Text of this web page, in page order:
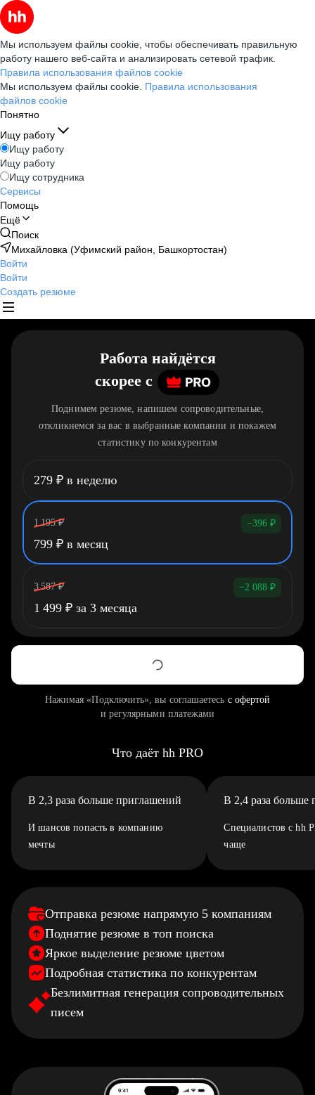
Мы используем файлы cookie, чтобы обеспечивать правильную
работу нашего веб-сайта и анализировать сетевой трафик.
Правила использования файлов cookie
Мы используем файлы cookie. Правила использования
файлов cookie
Понятно
Ищу работу
Ищу работу
Ищу работу
Ищу сотрудника
Сервисы
Помощь
Ещё
Поиск
Михайловка (Уфимский район, Башкортостан)
Войти
Войти
Создать резюме
Работа найдётся
скорее c
Поднимем резюме, напишем сопроводительные,
откликнемся за вас в выбранные компании и покажем
статистику по конкурентам
279 ₽ в неделю
1 195 ₽ −396 ₽
799 ₽ в месяц
3 587 ₽ −2 088 ₽
1 499 ₽ за 3 месяца
Нажимая «Подключить», вы соглашаетесь с офертой
и регулярными платежами
Что даёт hh PRO
В 2,3 раза больше приглашений
И шансов попасть в компанию
мечты
В 2,4 раза больше
Специалистов с hh
чаще
Отправка резюме напрямую 5 компаниям
Поднятие резюме в топ поиска
Яркое выделение резюме цветом
Подробная статистика по конкурентам
Безлимитная генерация сопроводительных
писем